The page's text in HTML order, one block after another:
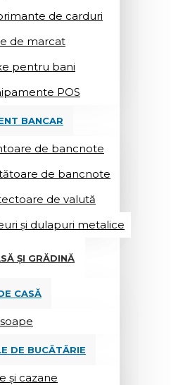
de carduri
de marcat
pentru bani
POS
BANCAR
de bancnote
de bancnote
de valută
și dulapuri metalice
ȘI GRĂDINĂ
CASĂ
DE BUCĂTĂRIE
și cazane